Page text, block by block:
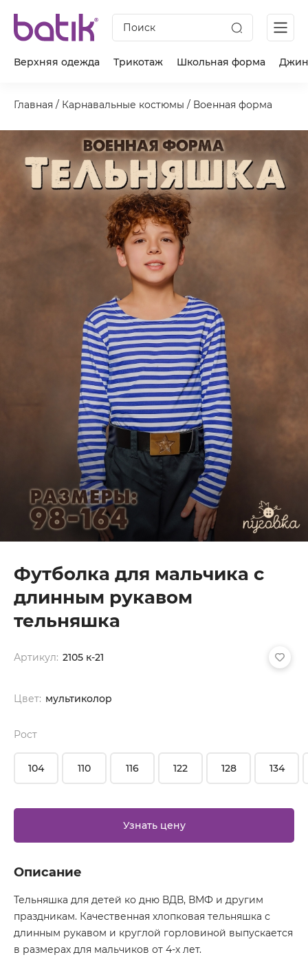
Поиск
Верхняя одежда Трикотаж Школьная форма
Главная / Карнавальные костюмы / Военная форма
Футболка для мальчика с
длинным рукавом
тельняшка
Артикул: 2105 к-21
Цвет: мультиколор
Рост
104 110 116 122 128 134
Узнать цену
Описание
Тельняшка для детей ко дню ВДВ, ВМФ и другим
праздникам. Качественная хлопковая тельняшка с
длинным рукавом и круглой горловиной выпускается
в размерах для мальчиков от 4-х лет.